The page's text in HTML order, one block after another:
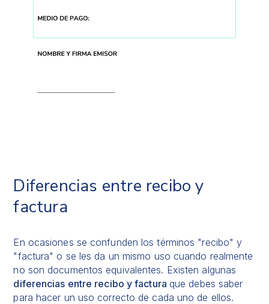
Diferencias entre recibo y
factura
En ocasiones se confunden los términos "recibo" y
"factura" o se les da un mismo uso cuando realmente
no son documentos equivalentes. Existen algunas
diferencias entre recibo y factura que debes saber
para hacer un uso correcto de cada uno de ellos.